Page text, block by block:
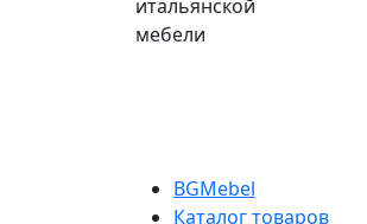
итальянской
мебели
BGMebel
Каталог товаров